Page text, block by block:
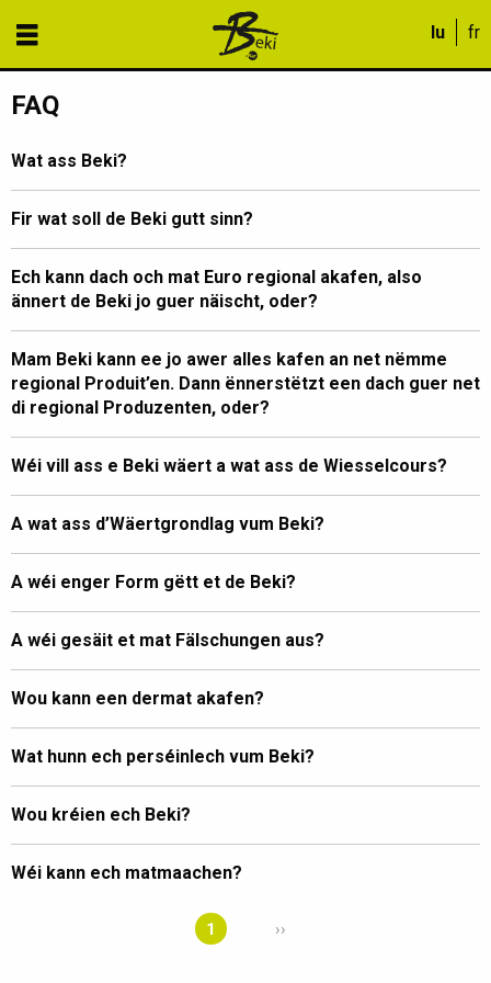
FAQ
Wat ass Beki?
Fir wat soll de Beki gutt sinn?
Ech kann dach och mat Euro regional akafen, also
ännert de Beki jo guer näischt, oder?
Mam Beki kann ee jo awer alles kafen an net nëmme
regional Produit’en. Dann ënnerstëtzt een dach guer net
di regional Produzenten, oder?
Wéi vill ass e Beki wäert a wat ass de Wiesselcours?
A wat ass d’Wäertgrondlag vum Beki?
A wéi enger Form gëtt et de Beki?
A wéi gesäit et mat Fälschungen aus?
Wou kann een dermat akafen?
Wat hunn ech perséinlech vum Beki?
Wou kréien ech Beki?
Wéi kann ech matmaachen?
1 ››